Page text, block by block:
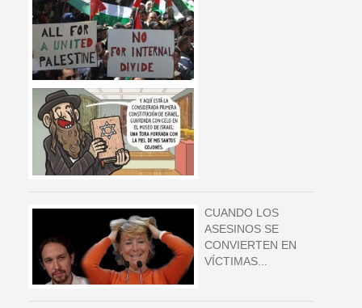
CUANDO LOS
ASESINOS SE
CONVIERTEN EN
VÍCTIMAS...